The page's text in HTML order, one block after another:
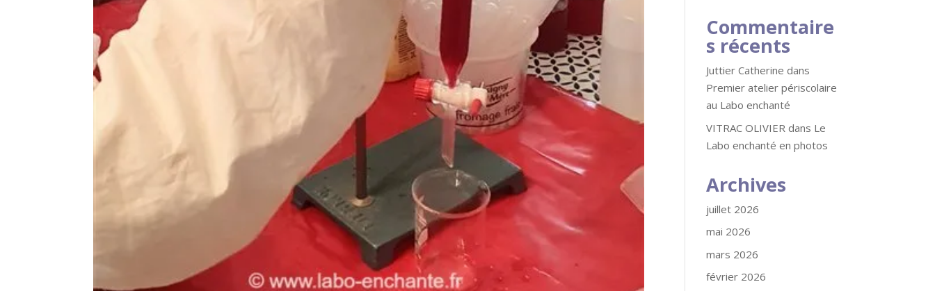
Commentaire
s récents
Juttier Catherine dans
Premier atelier périscolaire
au Labo enchanté
VITRAC OLIVIER dans Le
Labo enchanté en photos
Archives
juillet 2026
mai 2026
mars 2026
février 2026